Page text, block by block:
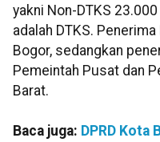
yakni Non-DTKS
adalah DTKS.
Bogor, sedangkan
Pemeintah Pusat dan
Barat.
Baca juga: DPRD Kota